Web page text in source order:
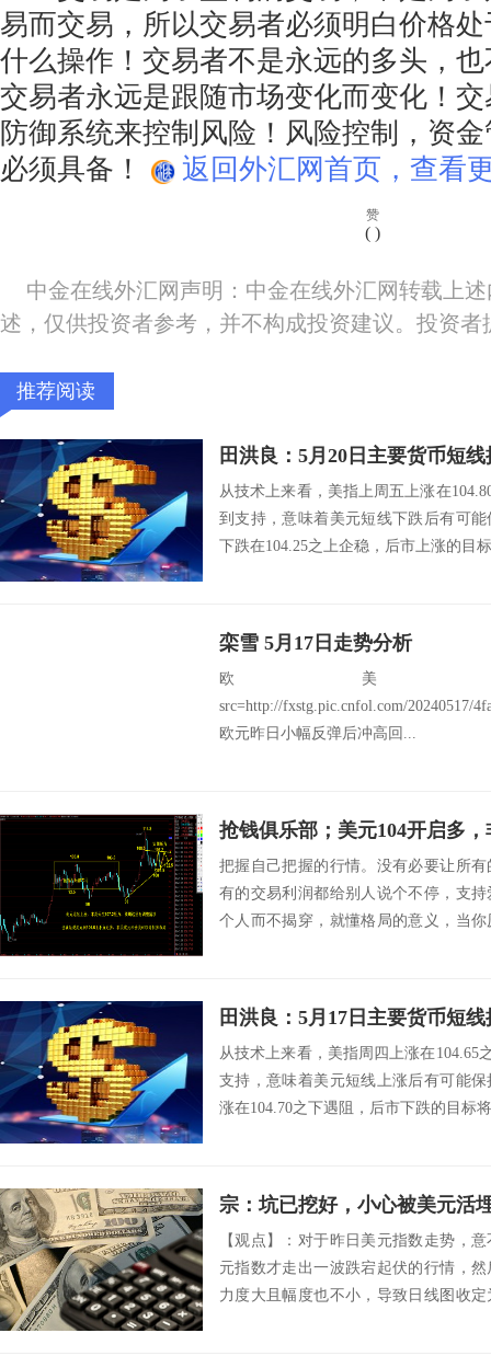
易而交易，所以交易者必须明白价格
什么操作！交易者不是永远的多头，
交易者永远是跟随市场变化而变化！
防御系统来控制风险！风险控制，资
必须具备！
返回外汇网首页，查看
赞
( )
中金在线外汇网声明：中金在线外汇网转载上
述，仅供投资者参考，并不构成投资建议。投资
推荐阅读
田洪良：5月20日主要货币
从技术上来看，美指上周五上涨在
到支持，意味着美元短线下跌后有可
下跌在104.25之上企稳，后市上涨的目
栾雪 5月17日走势分析
欧美：
src=http://fxstg.pic.cnfol.com/20240517/
欧元昨日小幅反弹后冲高回...
抢钱俱乐部；美元104开启多
把握自己把握的行情。没有必要让所
有的交易利润都给别人说个不停，支
个人而不揭穿，就懂格局的意义，当
田洪良：5月17日主要货币
从技术上来看，美指周四上涨在104.65
支持，意味着美元短线上涨后有可能
涨在104.70之下遇阻，后市下跌的目标
宗：坑已挖好，小心被美元活
【观点】：对于昨日美元指数走势，
元指数才走出一波跌宕起伏的行情，
力度大且幅度也不小，导致日线图收